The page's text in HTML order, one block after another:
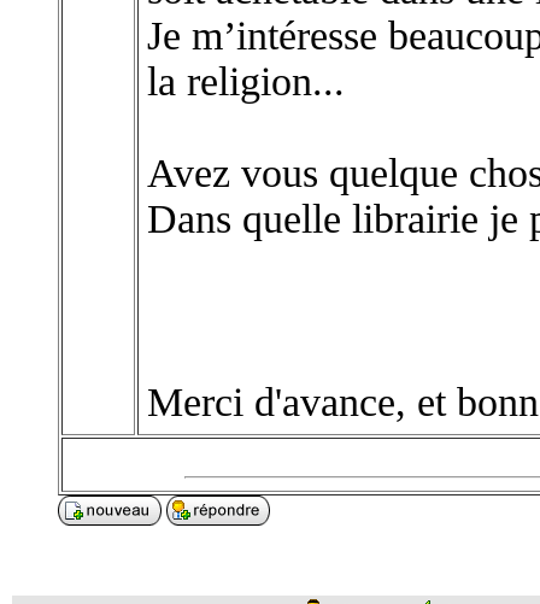
Je m’intéresse
la religion...
Avez vous quelque
Dans quelle librairie je
Merci d'avance, et